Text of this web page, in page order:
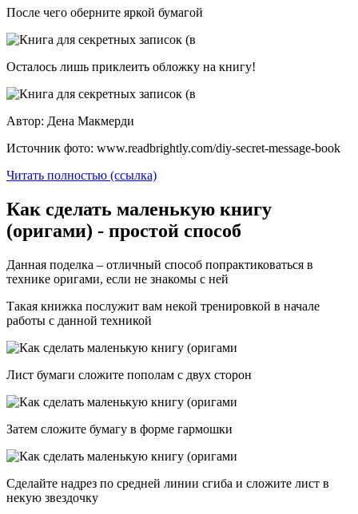
После чего оберните яркой бумагой
Осталось лишь приклеить обложку на книгу!
Автор: Дена Макмерди
Источник фото: www.readbrightly.com/diy-secret-message-book
Читать полностью (ссылка)
Как сделать маленькую книгу
(оригами) - простой способ
Данная поделка – отличный способ попрактиковаться в
технике оригами, если не знакомы с ней
Такая книжка послужит вам некой тренировкой в начале
работы с данной техникой
Лист бумаги сложите пополам с двух сторон
Затем сложите бумагу в форме гармошки
Сделайте надрез по средней линии сгиба и сложите лист в
некую звездочку